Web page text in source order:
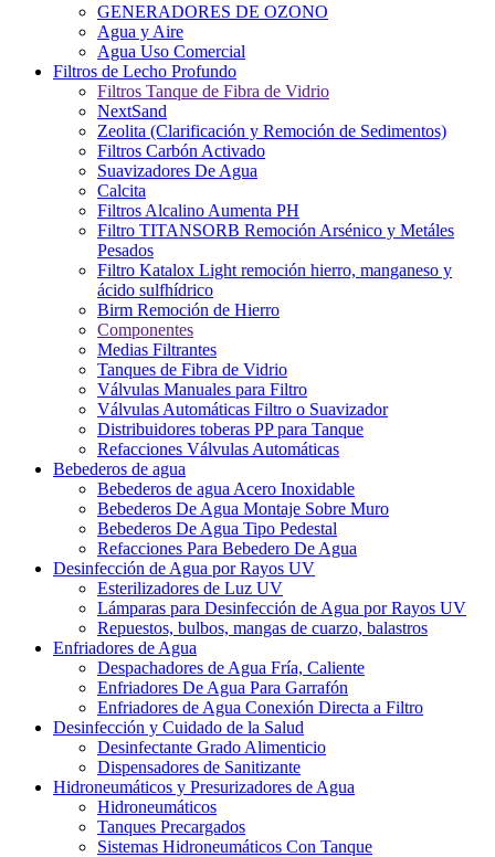
GENERADORES DE OZONO
Agua y Aire
Agua Uso Comercial
Filtros de Lecho Profundo
Filtros Tanque de Fibra de Vidrio
NextSand
Zeolita (Clarificación y Remoción de Sedimentos)
Filtros Carbón Activado
Suavizadores De Agua
Calcita
Filtros Alcalino Aumenta PH
Filtro TITANSORB Remoción Arsénico y Metáles
Pesados
Filtro Katalox Light remoción hierro, manganeso y
ácido sulfhídrico
Birm Remoción de Hierro
Componentes
Medias Filtrantes
Tanques de Fibra de Vidrio
Válvulas Manuales para Filtro
Válvulas Automáticas Filtro o Suavizador
Distribuidores toberas PP para Tanque
Refacciones Válvulas Automáticas
Bebederos de agua
Bebederos de agua Acero Inoxidable
Bebederos De Agua Montaje Sobre Muro
Bebederos De Agua Tipo Pedestal
Refacciones Para Bebedero De Agua
Desinfección de Agua por Rayos UV
Esterilizadores de Luz UV
Lámparas para Desinfección de Agua por Rayos UV
Repuestos, bulbos, mangas de cuarzo, balastros
Enfriadores de Agua
Despachadores de Agua Fría, Caliente
Enfriadores De Agua Para Garrafón
Enfriadores de Agua Conexión Directa a Filtro
Desinfección y Cuidado de la Salud
Desinfectante Grado Alimenticio
Dispensadores de Sanitizante
Hidroneumáticos y Presurizadores de Agua
Hidroneumáticos
Tanques Precargados
Sistemas Hidroneumáticos Con Tanque